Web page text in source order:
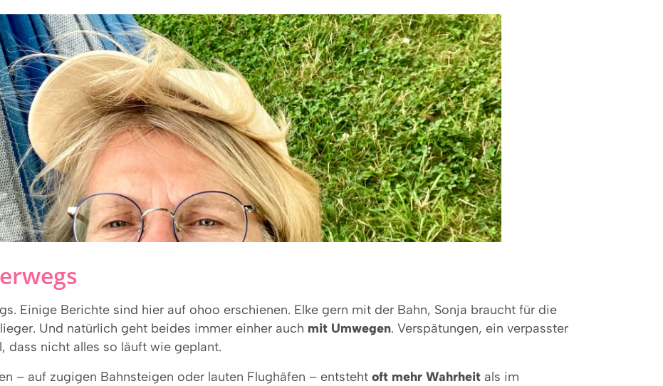
Einige Berichte sind hier auf ohoo erschienen. Elke gern mit der Bahn, Sonja braucht für die
Und natürlich geht beides immer einher auch mit Umwegen. Verspätungen, ein verpasster
dass nicht alles so läuft wie geplant.
– auf zugigen Bahnsteigen oder lauten Flughäfen – entsteht oft mehr Wahrheit als im